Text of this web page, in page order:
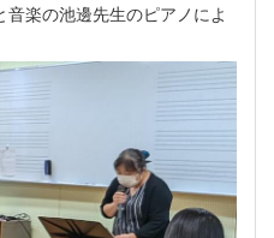
楽の池邊先生のピアノによ